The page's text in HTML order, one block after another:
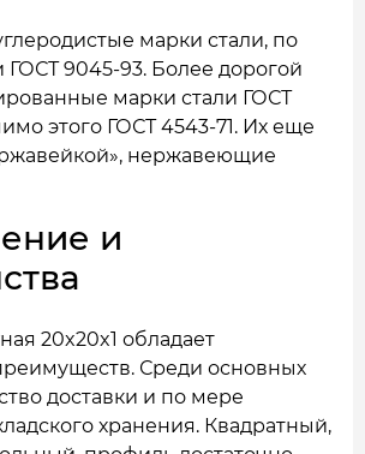
марки стали, по
ГОСТ 9045-93. Более дорогой
марки стали ГОСТ
этого ГОСТ 4543-71. Их еще
нержавеющие
и
20x20x1 обладает
Среди основных
доставки и по мере
хранения. Квадратный,